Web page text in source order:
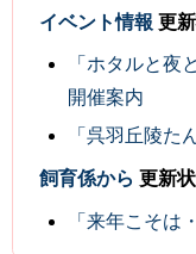
イベント情報 更
「ホタルと夜
開催案内
「呉羽丘陵た
飼育係から 更新
「来年こそは